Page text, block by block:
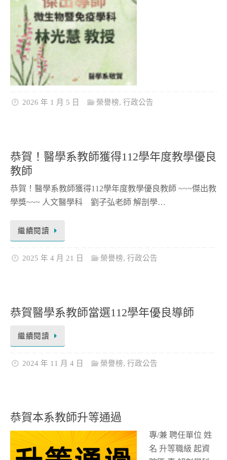
2026 年 1 月 5 日 榮譽榜, 行政公告
恭賀！醫學系教師獲得112學年度教學優良
教師
恭賀！醫學系教師獲得112學年度教學優良教師 ~~~傑出教
學獎~~~ 人文醫學科 劉子弘老師 解剖學…
繼續閱讀
2025 年 4 月 21 日 榮譽榜, 行政公告
恭賀醫學系教師當選112學年優良導師
繼續閱讀
2024 年 11 月 4 日 榮譽榜, 行政公告
恭賀本系教師升等通過
專/兼 聘任單位 姓
名 升等職級 起資